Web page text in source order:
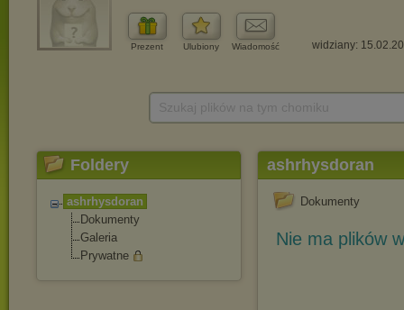
Prezent Ulubiony Wiadomość widziany:
Foldery
ashrhysdoran
Dokumenty
Galeria
Prywatne
ashrhysdoran
Dokumenty
Nie ma plików